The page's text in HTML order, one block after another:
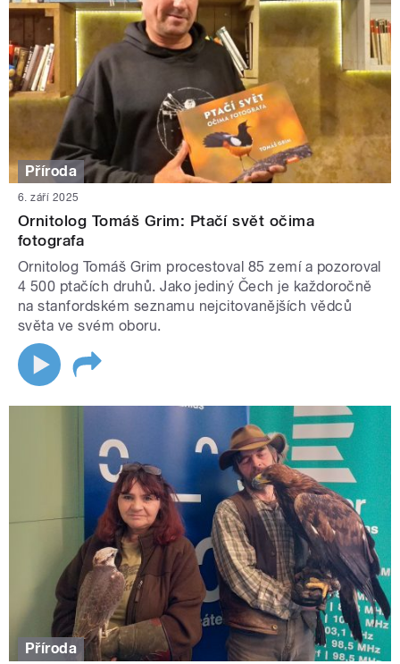
Příroda
6. září 2025
Ornitolog Tomáš Grim: Ptačí svět očima
fotografa
Ornitolog Tomáš Grim procestoval 85 zemí a pozoroval
4 500 ptačích druhů. Jako jediný Čech je každoročně
na stanfordském seznamu nejcitovanějších vědců
světa ve svém oboru.
Příroda